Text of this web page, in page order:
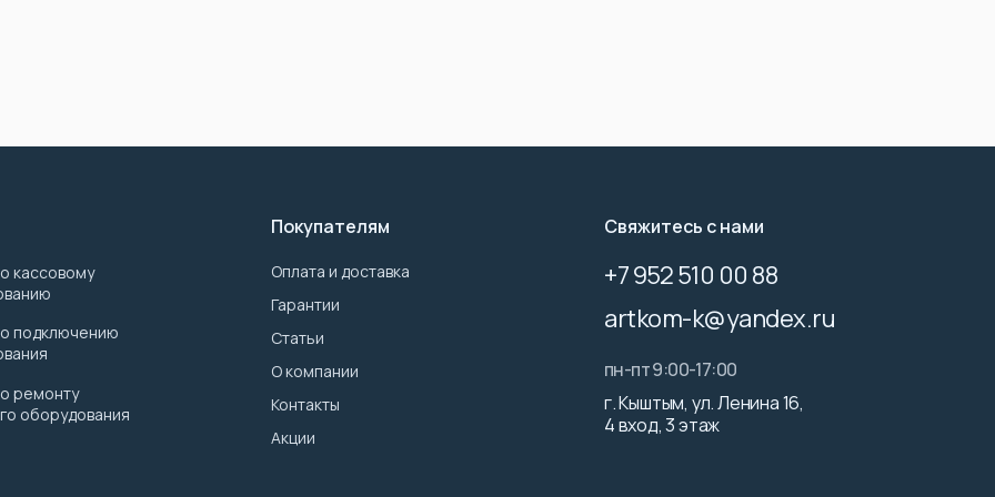
кассовому
подключению
ремонту
оборудования
Покупателям
О компании
+7 952 510 00 88
Оплата и доставка
Контакты
Гарантии
Акции
Статьи
Свяжитесь с нами
г. Кыштым, ул. Ленина 16,
4 вход, 3 этаж
пн-пт 9:00-17:00
artkom-k@yandex.ru